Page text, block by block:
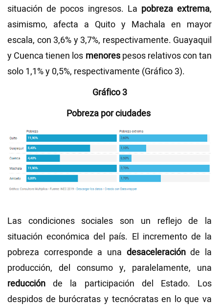
situación de pocos ingresos. La pobreza extrema,
asimismo, afecta a Quito y Machala en mayor
escala, con 3,6% y 3,7%, respectivamente. Guayaquil
y Cuenca tienen los menorespesos relativos con tan
solo 1,1% y 0,5%, respectivamente (Gráfico 3).
Gráfico 3
Pobreza por ciudades
Las condiciones sociales son un reflejo de la
situación económica del país. El incremento de la
pobreza corresponde a una desaceleraciónde la
producción, del consumo y, paralelamente, una
reducción de la participación del Estado. Los
despidos de burócratas y tecnócratas en lo que va